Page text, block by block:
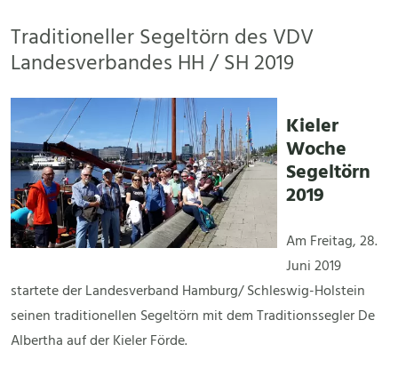
Traditioneller Segeltörn des VDV
Landesverbandes HH / SH 2019
Kieler
Woche
Segeltörn
2019
Am Freitag, 28.
Juni 2019
startete der Landesverband Hamburg/ Schleswig-Holstein
seinen traditionellen Segeltörn mit dem Traditionssegler De
Albertha auf der Kieler Förde.